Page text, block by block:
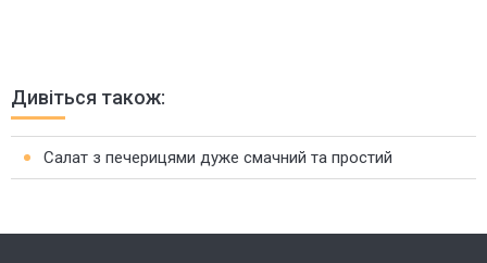
Дивіться також:
Салат з печерицями дуже смачний та простий